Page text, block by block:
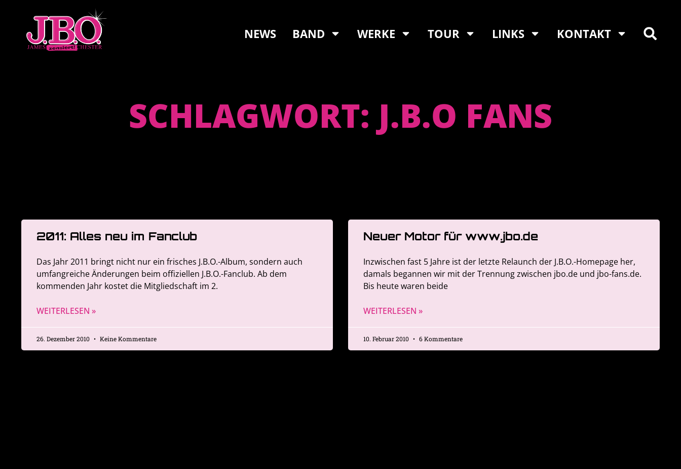
NEWS BAND WERKE TOUR LINKS KONTAKT
SCHLAGWORT: J.B.O FANS
2011: Alles neu im Fanclub
Das Jahr 2011 bringt nicht nur ein frisches J.B.O.-Album, sondern auch
umfangreiche Änderungen beim offiziellen J.B.O.-Fanclub. Ab dem
kommenden Jahr kostet die Mitgliedschaft im 2.
WEITERLESEN »
26. Dezember 2010 Keine Kommentare
Neuer Motor für www.jbo.de
Inzwischen fast 5 Jahre ist der letzte Relaunch der J.B.O.-Homepage her,
damals begannen wir mit der Trennung zwischen jbo.de und jbo-fans.de.
Bis heute waren beide
WEITERLESEN »
10. Februar 2010 6 Kommentare